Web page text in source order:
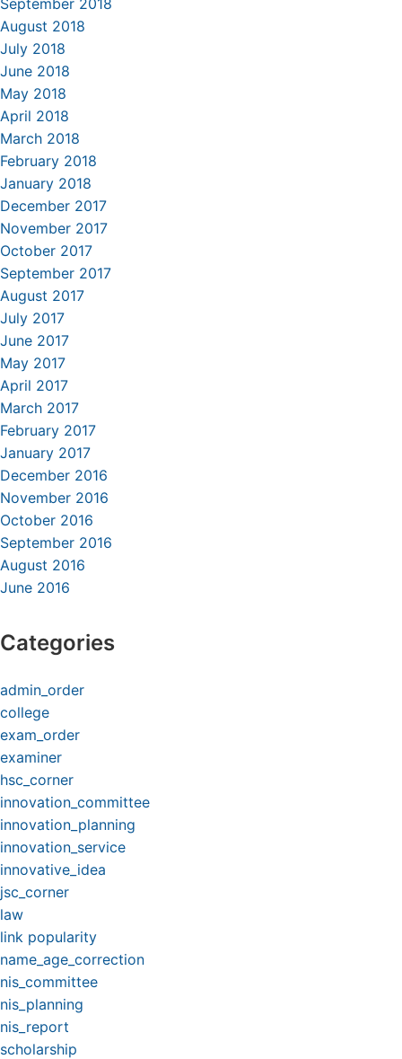
September 2018
August 2018
July 2018
June 2018
May 2018
April 2018
March 2018
February 2018
January 2018
December 2017
November 2017
October 2017
September 2017
August 2017
July 2017
June 2017
May 2017
April 2017
March 2017
February 2017
January 2017
December 2016
November 2016
October 2016
September 2016
August 2016
June 2016
Categories
admin_order
college
exam_order
examiner
hsc_corner
innovation_committee
innovation_planning
innovation_service
innovative_idea
jsc_corner
law
link popularity
name_age_correction
nis_committee
nis_planning
nis_report
scholarship